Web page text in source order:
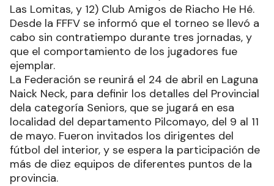
Las Lomitas, y 12) Club Amigos de Riacho He Hé.
Desde la FFFV se informó que el torneo se llevó a
cabo sin contratiempo durante tres jornadas, y
que el comportamiento de los jugadores fue
ejemplar.
La Federación se reunirá el 24 de abril en Laguna
Naick Neck, para definir los detalles del Provincial
dela categoría Seniors, que se jugará en esa
localidad del departamento Pilcomayo, del 9 al 11
de mayo. Fueron invitados los dirigentes del
fútbol del interior, y se espera la participación de
más de diez equipos de diferentes puntos de la
provincia.